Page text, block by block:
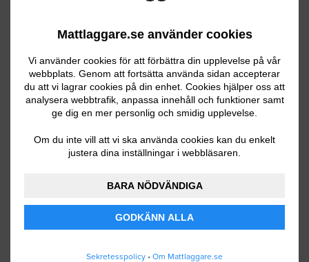
Mattlaggare.se använder cookies
Vi använder cookies för att förbättra din upplevelse på vår
webbplats. Genom att fortsätta använda sidan accepterar
du att vi lagrar cookies på din enhet. Cookies hjälper oss att
analysera webbtrafik, anpassa innehåll och funktioner samt
ge dig en mer personlig och smidig upplevelse.
Om du inte vill att vi ska använda cookies kan du enkelt
justera dina inställningar i webbläsaren.
BARA NÖDVÄNDIGA
GODKÄNN ALLA
Sekretesspolicy • Om Mattlaggare.se
Din e-postadress
Ditt telefonnummer
använder mina personuppgifter enligt
SKICKA IN